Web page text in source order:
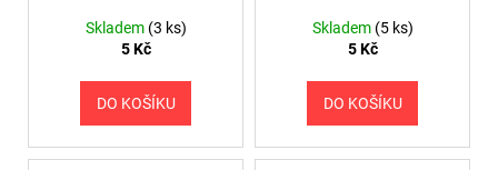
Skladem (3 ks)
5 Kč
DO KOŠÍKU
Skladem (5 ks)
5 Kč
DO KOŠÍKU